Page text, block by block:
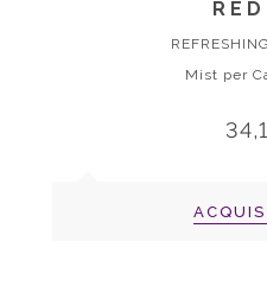
Mist per